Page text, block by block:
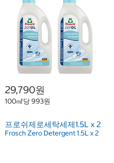
29,790원
100㎖당 993원
프로쉬제로세탁세제1.5L x 2
Frosch Zero Detergent 1.5L x 2